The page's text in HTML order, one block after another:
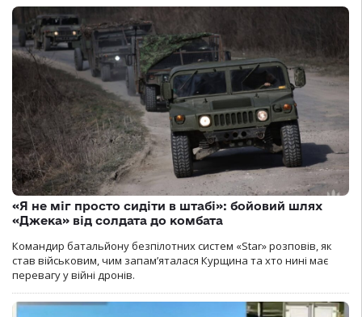
«Я не міг просто сидіти в штабі»: бойовий шлях
«Джека» від солдата до комбата
Командир батальйону безпілотних систем «Star» розповів, як
став військовим, чим запам’яталася Курщина та хто нині має
перевагу у війні дронів.